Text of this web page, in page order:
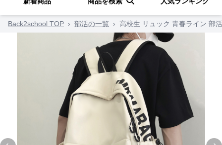
Back2school TOP › 部活の一覧 › 高校生 リュック 青春ライン 部